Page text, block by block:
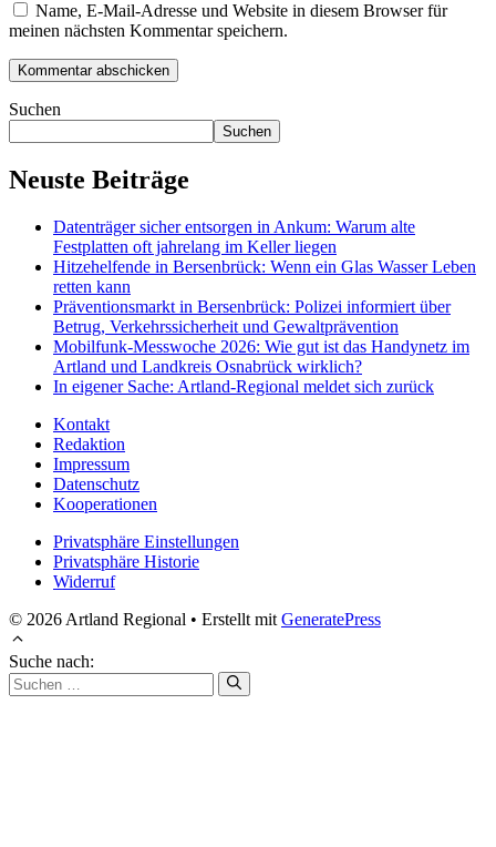
Name, E-Mail-Adresse und Website in diesem Browser für
meinen nächsten Kommentar speichern.
Suchen
Suchen
Neuste Beiträge
Datenträger sicher entsorgen in Ankum: Warum alte
Festplatten oft jahrelang im Keller liegen
Hitzehelfende in Bersenbrück: Wenn ein Glas Wasser Leben
retten kann
Präventionsmarkt in Bersenbrück: Polizei informiert über
Betrug, Verkehrssicherheit und Gewaltprävention
Mobilfunk-Messwoche 2026: Wie gut ist das Handynetz im
Artland und Landkreis Osnabrück wirklich?
In eigener Sache: Artland-Regional meldet sich zurück
Kontakt
Redaktion
Impressum
Datenschutz
Kooperationen
Privatsphäre Einstellungen
Privatsphäre Historie
Widerruf
© 2026 Artland Regional • Erstellt mit GeneratePress
Suche nach: